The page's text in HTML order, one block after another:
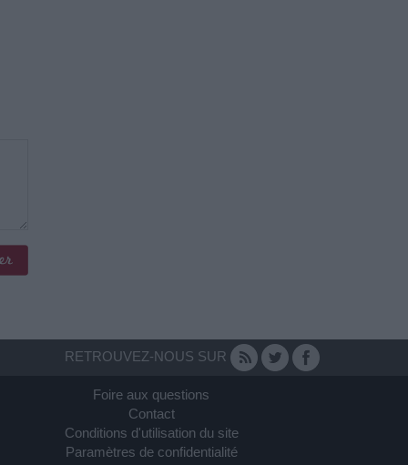
RETROUVEZ-NOUS SUR
Foire aux questions
Contact
Conditions d'utilisation du site
Paramètres de confidentialité